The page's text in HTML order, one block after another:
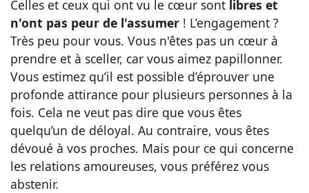
Celles et ceux qui ont vu le cœur sont libres et
n'ont pas peur de l'assumer ! L’engagement ?
Très peu pour vous. Vous n'êtes pas un cœur à
prendre et à sceller, car vous aimez papillonner.
Vous estimez qu’il est possible d’éprouver une
profonde attirance pour plusieurs personnes à la
fois. Cela ne veut pas dire que vous êtes
quelqu’un de déloyal. Au contraire, vous êtes
dévoué à vos proches. Mais pour ce qui concerne
les relations amoureuses, vous préférez vous
abstenir.